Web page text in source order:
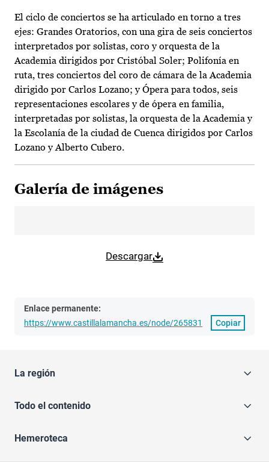
El ciclo de conciertos se ha articulado en torno a tres
ejes: Grandes Oratorios, con una gira de seis conciertos
interpretados por solistas, coro y orquesta de la
Academia dirigidos por Cristóbal Soler; Polifonía en
ruta, tres conciertos del coro de cámara de la Academia
dirigido por Carlos Lozano; y Ópera para todos, seis
representaciones escolares y de ópera en familia,
interpretadas por solistas, la orquesta de la Academia y
la Escolanía de la ciudad de Cuenca dirigidos por Carlos
Lozano y Alberto Cubero.
Galería de imágenes
Descargar
Enlace permanente:
https://www.castillalamancha.es/node/265831
Copiar
La región
Todo el contenido
Hemeroteca